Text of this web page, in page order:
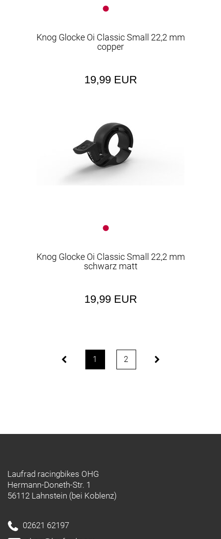
Knog Glocke Oi Classic Small 22,2 mm
copper
19,99 EUR
Knog Glocke Oi Classic Small 22,2 mm
schwarz matt
19,99 EUR
1 2
Laufrad racingbikes OHG
Hermann-Doneth-Str. 1
56112 Lahnstein (bei Koblenz)
02621 62197